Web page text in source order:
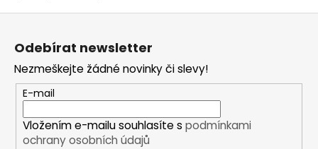
Z
Odebírat newsletter
Nezmeškejte žádné novinky či slevy!
E-mail
Vložením e-mailu souhlasíte s podmínkami
ochrany osobních údajů